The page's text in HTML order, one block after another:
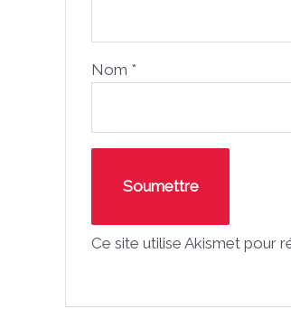
Nom *
Ce site utilise Akismet pour